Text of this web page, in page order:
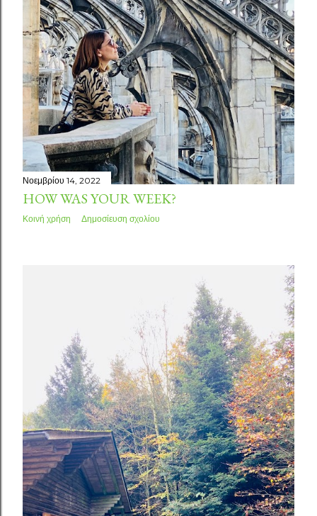
Νοεμβρίου 14, 2022
HOW WAS YOUR WEEK?
Κοινή χρήση Δημοσίευση σχολίου